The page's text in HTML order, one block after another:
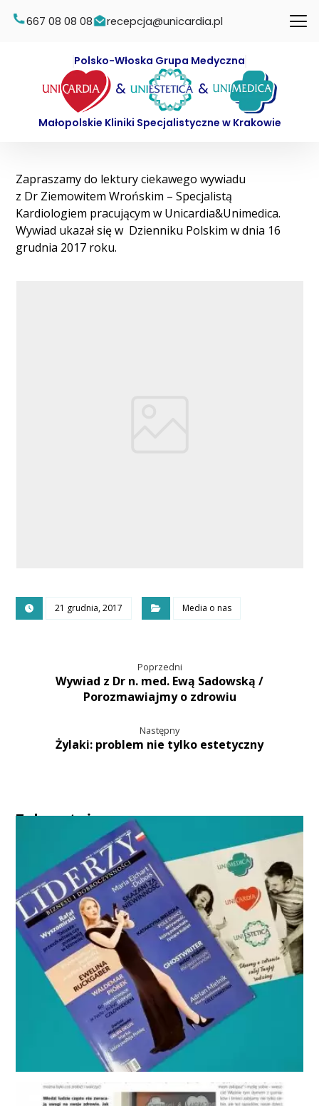
667 08 08 08 recepcja@unicardia.pl
Polsko-Włoska Grupa Medyczna
& &
Małopolskie Kliniki Specjalistyczne w Krakowie
Zapraszamy do lektury ciekawego wywiadu
z Dr Ziemowitem Wrońskim – Specjalistą
Kardiologiem pracującym w Unicardia&Unimedica.
Wywiad ukazał się w Dzienniku Polskim w dnia 16
grudnia 2017 roku.
21 grudnia, 2017 Media o nas
Poprzedni
Wywiad z Dr n. med. Ewą Sadowską /
Porozmawiajmy o zdrowiu
Następny
Żylaki: problem nie tylko estetyczny
Zobacz też...
Nasz prawdziwy sukces to satysfakcja Pacjenta